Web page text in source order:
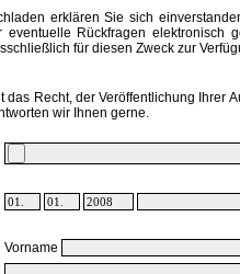
erklären Sie sich
eventuelle Rückfragen elektronisch
für diesen Zweck zur
das Recht, der Veröffentlichung Ihrer
wir Ihnen gerne.
Vorname